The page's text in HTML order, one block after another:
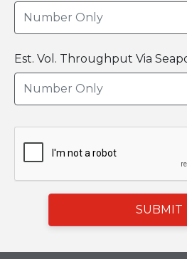
Est. Vol. Throughput Via
SUBMIT